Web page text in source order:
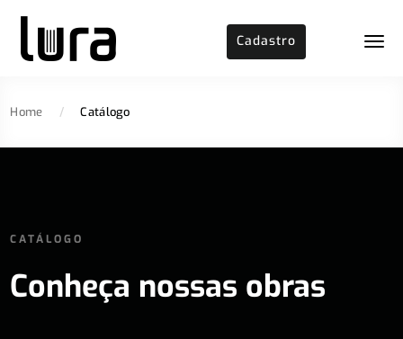
Cadastro
Home / Catálogo
CATÁLOGO
Conheça nossas obras